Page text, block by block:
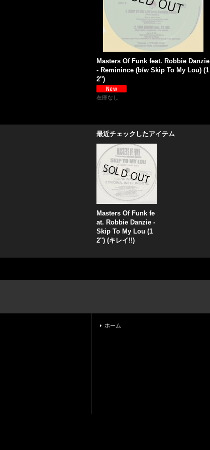
Masters Of Funk feat. Robbie Danzie
- Reminince (b/w Skip To My Lou) (1
2'')
在庫なし
最近チェックしたアイテム
Masters Of Funk fe
at. Robbie Danzie -
Skip To My Lou (1
2'') (キレイ!!)
ホーム